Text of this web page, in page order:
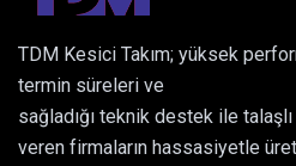
TDM Kesici Takım; yüksek
termin süreleri ve
sağladığı teknik destek ile
veren firmaların hassasiyetle